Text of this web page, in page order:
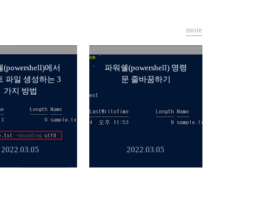
(powershell)에서
파일 생성하는 3
가지 방법
2022.03.05
파워쉘(powershell) 명령
문 줄바꿈하기
2022.03.05
more